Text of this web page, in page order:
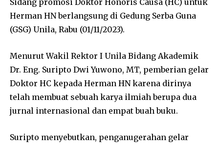
Herman HN berlangsung di Gedung Serba Guna
(GSG) Unila, Rabu (01/11/2023).
Menurut Wakil Rektor I Unila Bidang Akademik
Dr. Eng. Suripto Dwi Yuwono, MT, pemberian gelar
Doktor HC kepada Herman HN karena dirinya
telah membuat sebuah karya ilmiah berupa dua
jurnal internasional dan empat buah buku.
Suripto menyebutkan, penganugerahan gelar